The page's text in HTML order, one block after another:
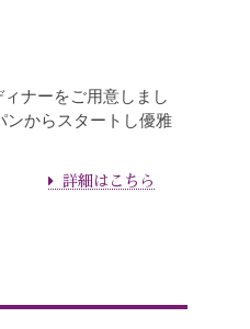
ナーをご用意しまし
ンからスタートし優雅
詳細はこちら